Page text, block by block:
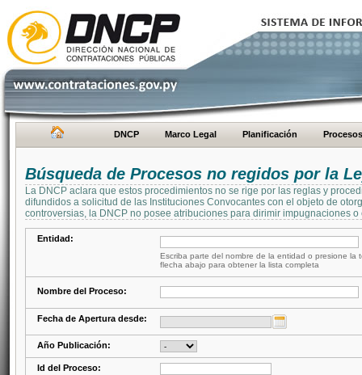
DNCP Marco Legal Planificación Procesos
Búsqueda de Procesos no regidos por la
La DNCP aclara que estos procedimientos no se rige por las reglas y
difundidos a solicitud de las Instituciones Convocantes con el objeto de
controversias, la DNCP no posee atribuciones para dirimir impugnaciones
Entidad:
Escriba parte del nombre de la entidad o presione la
flecha abajo para obtener la lista completa
Nombre del Proceso:
Fecha de Apertura desde:
Año Publicación:
Id del Proceso: